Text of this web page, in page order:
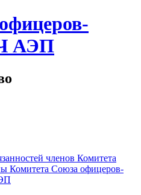
АЭП
членов Комитета
Комитета Союза офицеров-